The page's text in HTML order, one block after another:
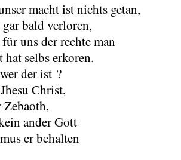
macht ist nichts getan,
bald verloren,
uns der rechte man
hat selbs erkoren.
der ist ?
Christ,
ander Gott
er behalten